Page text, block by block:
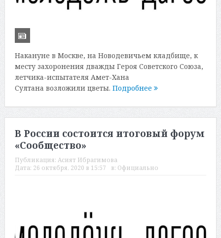
Накануне в Москве, на Новодевичьем кладбище, к
месту захоронения дважды Героя Советского Союза,
летчика-испытателя Амет-Хана
Султана возложили цветы. Подробнее
В России состоится итоговый форум
«Сообщество»
Публикация: Асият Ибрагимова
Дата: 26 октября, 2020 в 15:57 в: Официально